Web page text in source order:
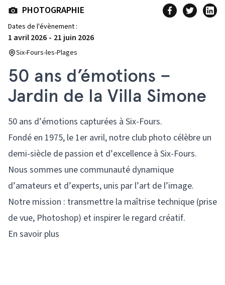
PHOTOGRAPHIE
Dates de l'évènement :
1 avril 2026 - 21 juin 2026
Six-Fours-les-Plages
50 ans d’émotions –
Jardin de la Villa Simone
50 ans d’émotions capturées à Six-Fours.
Fondé en 1975, le 1er avril, notre club photo célèbre un
demi-siècle de passion et d’excellence à Six-Fours.
Nous sommes une communauté dynamique
d’amateurs et d’experts, unis par l’art de l’image.
Notre mission : transmettre la maîtrise technique (prise
de vue, Photoshop) et inspirer le regard créatif.
En savoir plus